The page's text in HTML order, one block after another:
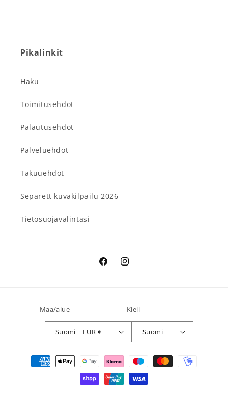
Pikalinkit
Haku
Toimitusehdot
Palautusehdot
Palveluehdot
Takuuehdot
Separett kuvakilpailu 2026
Tietosuojavalintasi
FacebookInstagram
Maa/alue
Suomi | EUR €
Kieli
Suomi
Maksutavat